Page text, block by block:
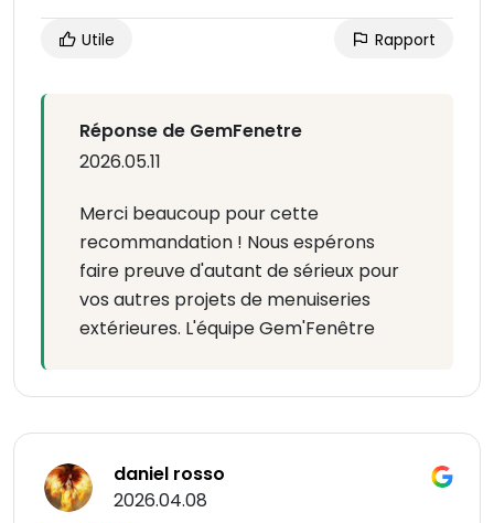
Utile Rapport
Réponse de GemFenetre
2026.05.11
Merci beaucoup pour cette
recommandation ! Nous espérons
faire preuve d'autant de sérieux pour
vos autres projets de menuiseries
extérieures. L'équipe Gem'Fenêtre
daniel rosso
2026.04.08